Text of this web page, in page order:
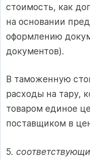
стоимость, как
на основании
оформлению
документов).
В таможенную
расходы на тару,
товаром единое
поставщиком в
5.